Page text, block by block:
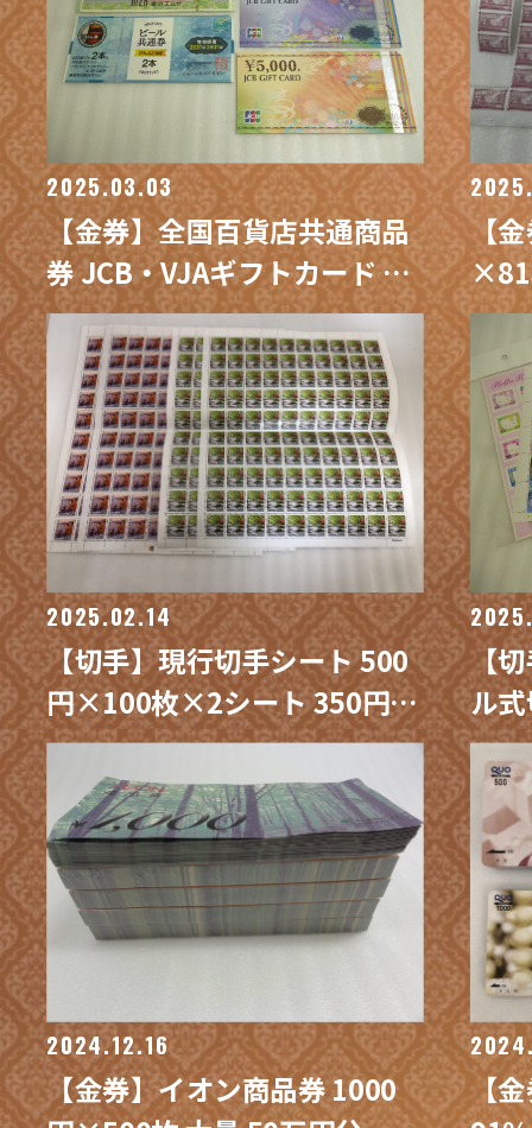
2025.03.03
【金券】全国百貨店共通商品
券 JCB・VJAギフトカード ビ
ール券 他 買取 / 買取専門 金沢
買取プラザ
【
×81
職
プ
2025.02.14
【切手】現行切手シート 500
円×100枚×2シート 350円
×100枚×2シート 買取/ 買取
専門 金沢買取プラザ
【
ル
買
ザ
2024.12.16
【金券】イオン商品券 1000
【